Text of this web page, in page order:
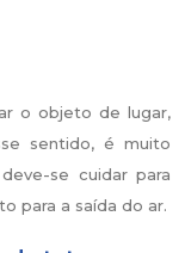
o objeto de lugar,
sentido, é muito
se cuidar para
para a saída do ar.